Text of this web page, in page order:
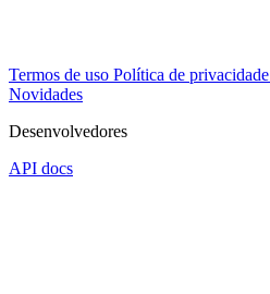
Termos de uso Política de privacidade
Novidades
Desenvolvedores
API docs